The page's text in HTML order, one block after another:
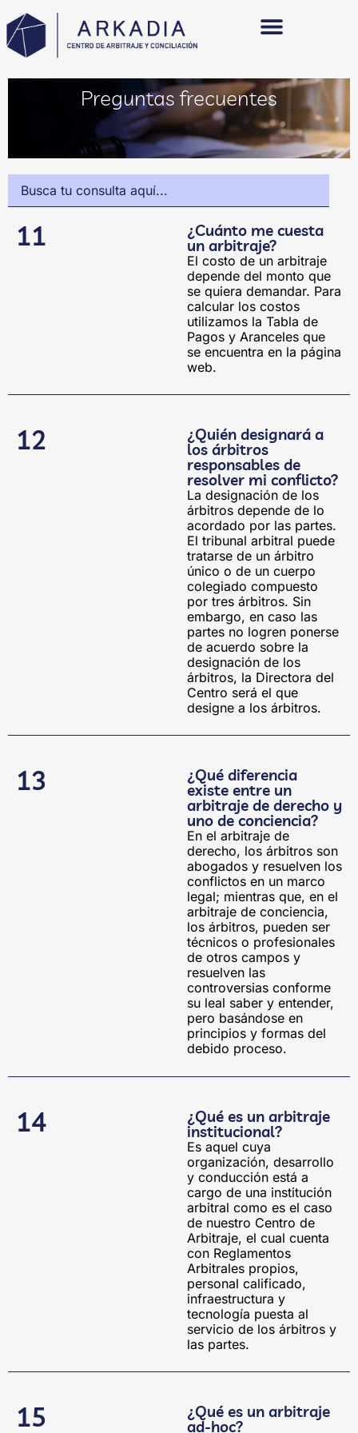
Preguntas frecuentes
11 ¿Cuánto me cuesta
un arbitraje?
El costo de un arbitraje
depende del monto que
se quiera demandar. Para
calcular los costos
utilizamos la Tabla de
Pagos y Aranceles que
se encuentra en la página
web.
12 ¿Quién designará a
los árbitros
responsables de
resolver mi conflicto?
La designación de los
árbitros depende de lo
acordado por las partes.
El tribunal arbitral puede
tratarse de un árbitro
único o de un cuerpo
colegiado compuesto
por tres árbitros. Sin
embargo, en caso las
partes no logren ponerse
de acuerdo sobre la
designación de los
árbitros, la Directora del
Centro será el que
designe a los árbitros.
13 ¿Qué diferencia
existe entre un
arbitraje de derecho y
uno de conciencia?
En el arbitraje de
derecho, los árbitros son
abogados y resuelven los
conflictos en un marco
legal; mientras que, en el
arbitraje de conciencia,
los árbitros, pueden ser
técnicos o profesionales
de otros campos y
resuelven las
controversias conforme
su leal saber y entender,
pero basándose en
principios y formas del
debido proceso.
14 ¿Qué es un arbitraje
institucional?
Es aquel cuya
organización, desarrollo
y conducción está a
cargo de una institución
arbitral como es el caso
de nuestro Centro de
Arbitraje, el cual cuenta
con Reglamentos
Arbitrales propios,
personal calificado,
infraestructura y
tecnología puesta al
servicio de los árbitros y
las partes.
15 ¿Qué es un arbitraje
ad-hoc?